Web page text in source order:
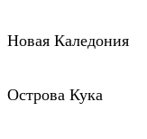
Новая Каледония
Острова Кука